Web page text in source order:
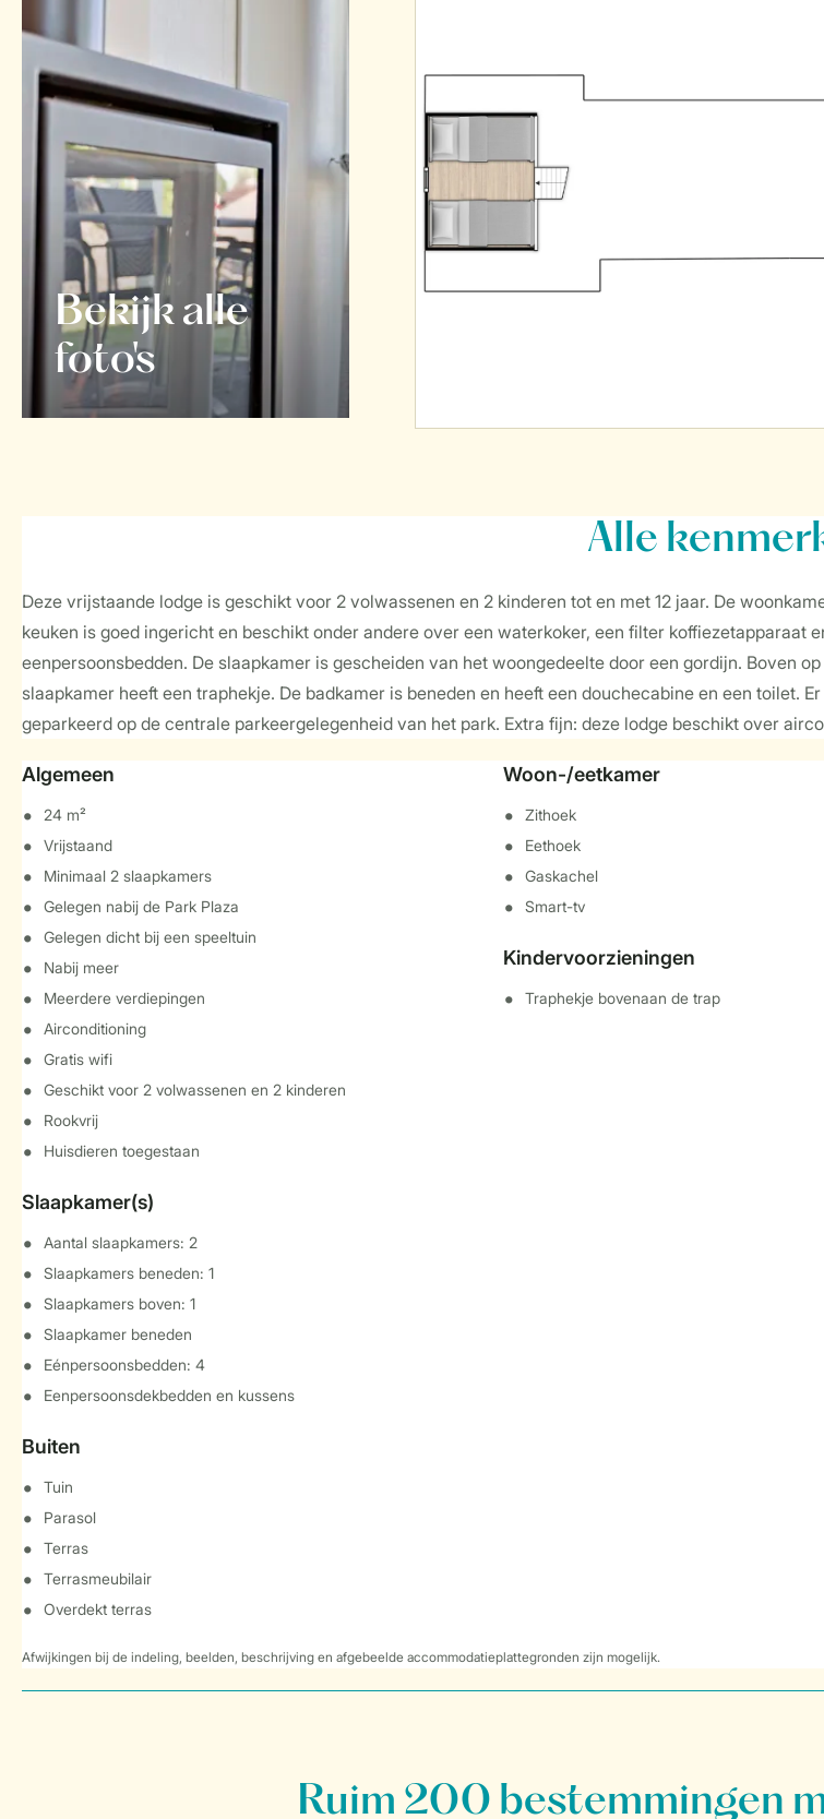
Bekijk alle
foto's
Alle
Deze vrijstaande lodge is geschikt voor 2 volwassenen en 2 kinderen tot en met 12 jaar. De
keuken is goed ingericht en beschikt onder andere over een waterkoker, een filter koffiezetapparaat
eenpersoonsbedden. De slaapkamer is gescheiden van het woongedeelte door een gordijn. Boven
slaapkamer heeft een traphekje. De badkamer is beneden en heeft een douchecabine en een toilet.
geparkeerd op de centrale parkeergelegenheid van het park. Extra fijn: deze lodge beschikt over
Algemeen
24 m²
Vrijstaand
Minimaal 2 slaapkamers
Gelegen nabij de Park Plaza
Gelegen dicht bij een speeltuin
Nabij meer
Meerdere verdiepingen
Airconditioning
Gratis wifi
Geschikt voor 2 volwassenen en 2 kinderen
Rookvrij
Huisdieren toegestaan
Slaapkamer(s)
Aantal slaapkamers: 2
Slaapkamers beneden: 1
Slaapkamers boven: 1
Slaapkamer beneden
Eénpersoonsbedden: 4
Eenpersoonsdekbedden en kussens
Buiten
Tuin
Parasol
Terras
Terrasmeubilair
Overdekt terras
Woon-/eetkamer
Zithoek
Eethoek
Gaskachel
Smart-tv
Kindervoorzieningen
Traphekje bovenaan de trap
Afwijkingen bij de indeling, beelden, beschrijving en afgebeelde accommodatieplattegronden zijn mogelijk.
Ruim 200 bestemmingen